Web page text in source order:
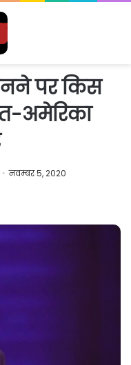
पर किस
अमेरिका
नवम्बर 5, 2020